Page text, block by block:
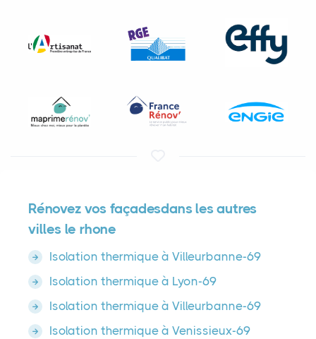
Rénovez vos façadesdans les autres
villes le rhone
Isolation thermique à Villeurbanne-69
Isolation thermique à Lyon-69
Isolation thermique à Villeurbanne-69
Isolation thermique à Venissieux-69